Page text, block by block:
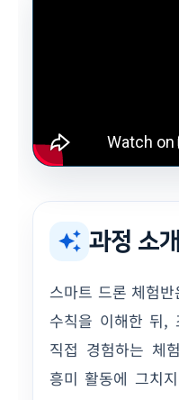
auto_awesome 과정 소개
스마트 드론 체험
수칙을 이해한 뒤,
직접 경험하는 체
흥미 활동에 그치